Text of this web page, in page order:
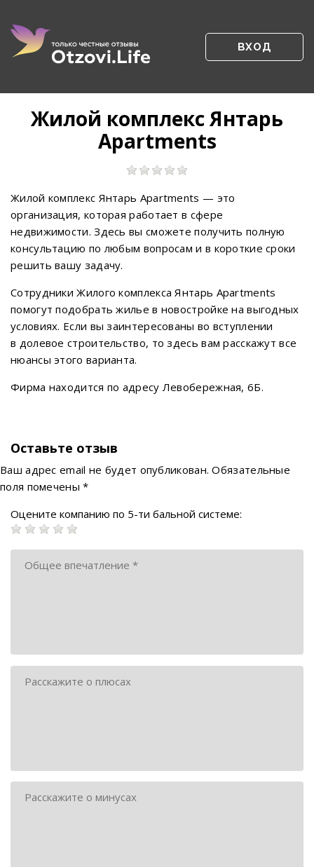
ВХОД
Жилой комплекс Янтарь
Apartments
Жилой комплекс Янтарь Apartments — это
организация, которая работает в сфере
недвижимости. Здесь вы сможете получить полную
консультацию по любым вопросам и в короткие сроки
решить вашу задачу.
Сотрудники Жилого комплекса Янтарь Apartments
помогут подобрать жилье в новостройке на выгодных
условиях. Если вы заинтересованы во вступлении
в долевое строительство, то здесь вам расскажут все
нюансы этого варианта.
Фирма находится по адресу Левобережная, 6Б.
Оставьте отзыв
Ваш адрес email не будет опубликован. Обязательные
поля помечены*
Оцените компанию по 5-ти бальной системе: